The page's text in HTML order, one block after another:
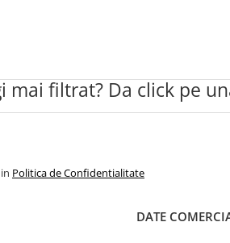
mai filtrat? Da click pe
Politica de Confidentialitate
DATE